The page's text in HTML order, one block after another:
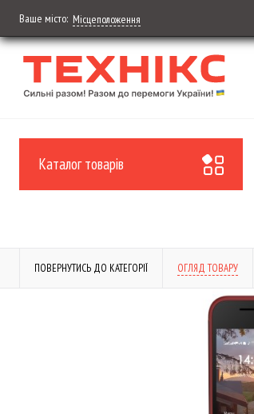
Ваше місто: Місцеположення
Каталог товарів
ПОВЕРНУТИСЬ ДО КАТЕГОРІЇ ОГЛЯД ТОВАРУ